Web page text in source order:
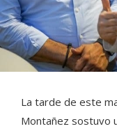
La tarde de este
Montañez sostuvo